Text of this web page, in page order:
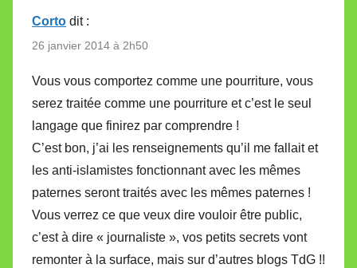
Corto dit :
26 janvier 2014 à 2h50
Vous vous comportez comme une pourriture, vous
serez traitée comme une pourriture et c’est le seul
langage que finirez par comprendre !
C’est bon, j’ai les renseignements qu’il me fallait et
les anti-islamistes fonctionnant avec les mêmes
paternes seront traités avec les mêmes paternes !
Vous verrez ce que veux dire vouloir être public,
c’est à dire « journaliste », vos petits secrets vont
remonter à la surface, mais sur d’autres blogs TdG !!